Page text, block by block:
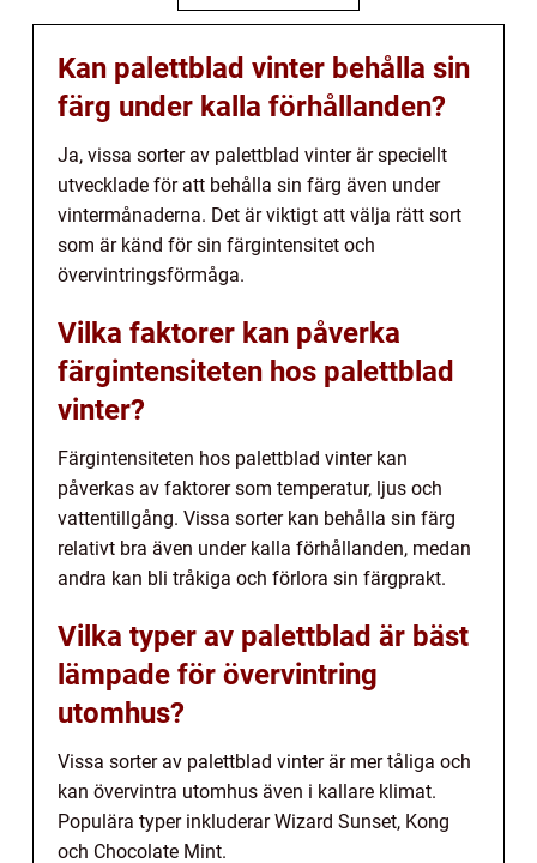
Kan palettblad vinter behålla sin
färg under kalla förhållanden?
Ja, vissa sorter av palettblad vinter är speciellt
utvecklade för att behålla sin färg även under
vintermånaderna. Det är viktigt att välja rätt sort
som är känd för sin färgintensitet och
övervintringsförmåga.
Vilka faktorer kan påverka
färgintensiteten hos palettblad
vinter?
Färgintensiteten hos palettblad vinter kan
påverkas av faktorer som temperatur, ljus och
vattentillgång. Vissa sorter kan behålla sin färg
relativt bra även under kalla förhållanden, medan
andra kan bli tråkiga och förlora sin färgprakt.
Vilka typer av palettblad är bäst
lämpade för övervintring
utomhus?
Vissa sorter av palettblad vinter är mer tåliga och
kan övervintra utomhus även i kallare klimat.
Populära typer inkluderar Wizard Sunset, Kong
och Chocolate Mint.